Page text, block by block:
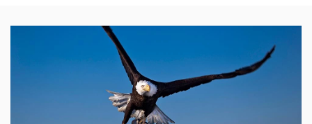
Bài
liên